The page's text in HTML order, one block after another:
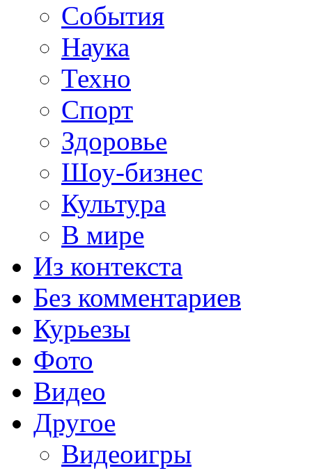
События
Наука
Техно
Спорт
Здоровье
Шоу-бизнес
Культура
В мире
Из контекста
Без комментариев
Курьезы
Фото
Видео
Другое
Видеоигры